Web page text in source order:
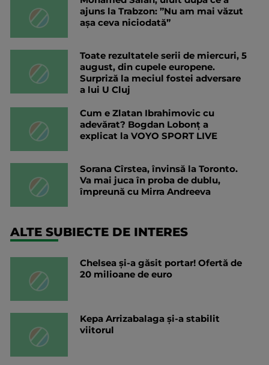
ajuns la Trabzon: ”Nu am mai văzut
așa ceva niciodată”
Toate rezultatele serii de miercuri, 5
august, din cupele europene.
Surpriză la meciul fostei adversare
a lui U Cluj
Cum e Zlatan Ibrahimovic cu
adevărat? Bogdan Lobonț a
explicat la VOYO SPORT LIVE
Sorana Cîrstea, învinsă la Toronto.
Va mai juca în proba de dublu,
împreună cu Mirra Andreeva
ALTE SUBIECTE DE INTERES
Chelsea și-a găsit portar! Ofertă de
20 milioane de euro
Kepa Arrizabalaga și-a stabilit
viitorul